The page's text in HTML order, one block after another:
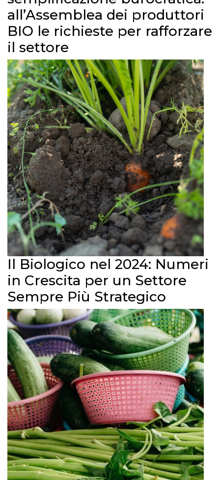
all’Assemblea dei produttori
BIO le richieste per rafforzare
il settore
Il Biologico nel 2024: Numeri
in Crescita per un Settore
Sempre Più Strategico